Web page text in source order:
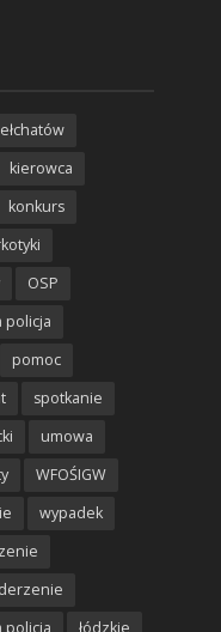
kierowca
konkurs
OSP
policja
pomoc
spotkanie
umowa
WFOŚIGW
wypadek
policja łódzkie